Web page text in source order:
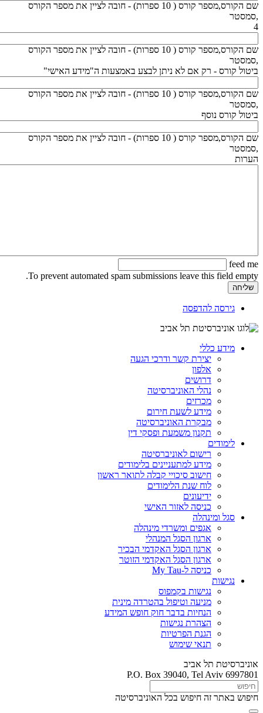
שם הקורס,מספר קורס ( 10 ספרות) - חובה לציין את מספר הקורס
,סמסטר
4
שם הקורס,מספר קורס ( 10 ספרות) - חובה לציין את מספר הקורס
,סמסטר
ביטול קורס - רק אם לא ניתן לבצע באמצעות ה"מידע האישי"
שם הקורס,מספר קורס ( 10 ספרות) - חובה לציין את מספר הקורס
,סמסטר
ביטול קורס נוסף
שם הקורס,מספר קורס ( 10 ספרות) - חובה לציין את מספר הקורס
,סמסטר
הערות
feed me
To prevent automated spam submissions leave this field empty.
גירסה להדפסה
מידע כללי
יצירת קשר ודרכי הגעה
אלפון
דרושים
נהלי האוניברסיטה
מכרזים
מידע לשעת חירום
מבקרת האוניברסיטה
תקנון משמעת ופסקי דין
לימודים
רישום לאוניברסיטה
מידע למתעניינים בלימודים
חישוב סיכויי קבלה לתואר ראשון
לוח שנת הלימודים
ידיעונים
כניסה לאזור האישי
סגל ומינהלה
אגפים ומשרדי מינהלה
ארגון הסגל המנהלי
ארגון הסגל האקדמי הבכיר
ארגון הסגל האקדמי הזוטר
כניסה ל-My Tau
נגישות
נגישות בקמפוס
מניעה וטיפול בהטרדה מינית
הנחיות בדבר חוק חופש המידע
הצהרת נגישות
הגנת הפרטיות
תנאי שימוש
אוניברסיטת תל אביב
P.O. Box 39040, Tel Aviv 6997801
חיפוש באתר זה חיפוש בכל האוניברסיטה